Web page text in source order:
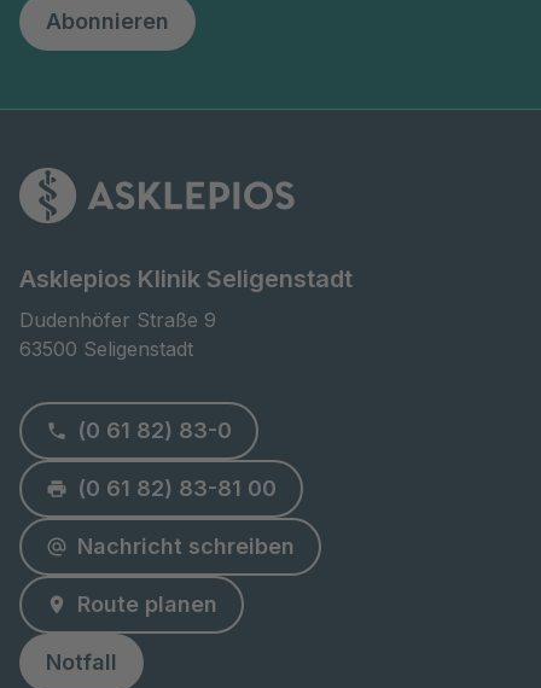
Abonnieren
Asklepios Klinik Seligenstadt
Dudenhöfer Straße 9
63500 Seligenstadt
(0 61 82) 83-0
(0 61 82) 83-81 00
Nachricht schreiben
Route planen
Notfall